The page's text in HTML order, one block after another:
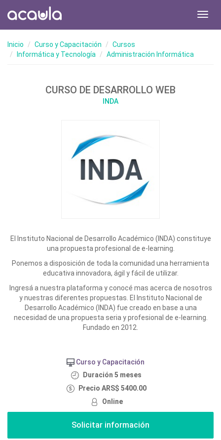
Inicio Curso y Capacitación
Cursos
Informática y Tecnología
Administración Informática
CURSO DE DESARROLLO WEB
INDA
El Instituto Nacional de Desarrollo Académico (INDA) constituye
una propuesta profesional de e-learning.
Ponemos a disposición de toda la comunidad una herramienta
educativa innovadora, ágil y fácil de utilizar.
Ingresá a nuestra plataforma y conocé mas acerca de nosotros
y nuestras diferentes propuestas. El Instituto Nacional de
Desarrollo Académico (INDA) fue creado en base a una
necesidad de una propuesta seria y profesional de e-learning.
Fundado en 2012.
Curso y Capacitación
Duración 5 meses
Precio ARS$ 5400.00
Online